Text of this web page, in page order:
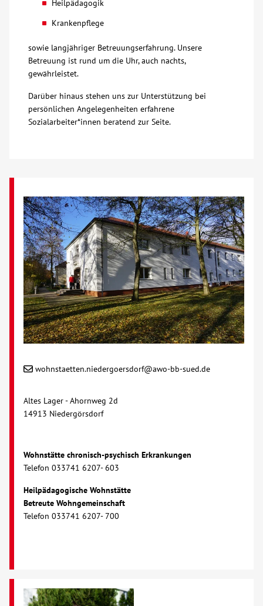
Heilpädagogik
Krankenpflege
sowie langjähriger Betreuungserfahrung. Unsere
Betreuung ist rund um die Uhr, auch nachts,
gewährleistet.
Darüber hinaus stehen uns zur Unterstützung bei
persönlichen Angelegenheiten erfahrene
Sozialarbeiter*innen beratend zur Seite.
wohnstaetten.niedergoersdorf@awo-bb-sued.de
Altes Lager - Ahornweg 2d
14913 Niedergörsdorf
Wohnstätte chronisch-psychisch Erkrankungen
Telefon 033741 6207- 603
Heilpädagogische Wohnstätte
Betreute Wohngemeinschaft
Telefon 033741 6207- 700